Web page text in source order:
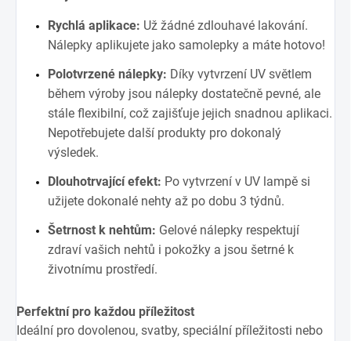
Rychlá aplikace: Už žádné zdlouhavé lakování.
Nálepky aplikujete jako samolepky a máte hotovo!
Polotvrzené nálepky: Díky vytvrzení UV světlem
během výroby jsou nálepky dostatečně pevné, ale
stále flexibilní, což zajišťuje jejich snadnou aplikaci.
Nepotřebujete další produkty pro dokonalý
výsledek.
Dlouhotrvající efekt: Po vytvrzení v UV lampě si
užijete dokonalé nehty až po dobu 3 týdnů.
Šetrnost k nehtům: Gelové nálepky respektují
zdraví vašich nehtů i pokožky a jsou šetrné k
životnímu prostředí.
Perfektní pro každou příležitost
Ideální pro dovolenou, svatby, speciální příležitosti nebo